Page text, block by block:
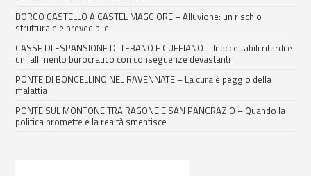
BORGO CASTELLO A CASTEL MAGGIORE – Alluvione: un rischio
strutturale e prevedibile
CASSE DI ESPANSIONE DI TEBANO E CUFFIANO – Inaccettabili ritardi e
un fallimento burocratico con conseguenze devastanti
PONTE DI BONCELLINO NEL RAVENNATE – La cura è peggio della
malattia
PONTE SUL MONTONE TRA RAGONE E SAN PANCRAZIO – Quando la
politica promette e la realtà smentisce